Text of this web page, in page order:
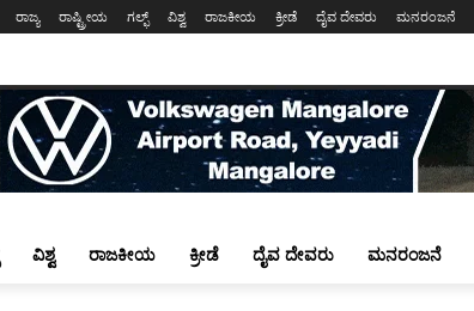
ರಾಜ್ಯ ರಾಷ್ಟ್ರೀಯ ಗಲ್ಫ್ ವಿಶ್ವ ರಾಜಕೀಯ ಕ್ರೀಡೆ ದೈವ ದೇವರು ಮನರಂಜನೆ
ವಿಶ್ವ ರಾಜಕೀಯ ಕ್ರೀಡೆ ದೈವ ದೇವರು ಮನರಂಜನೆ